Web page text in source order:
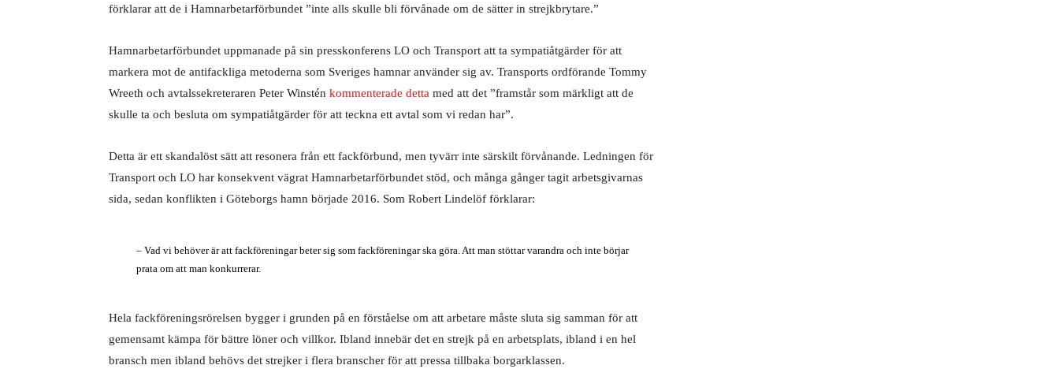
förklarar att de i Hamnarbetarförbundet ”inte alls skulle bli förvånade om de sätter in strejkbrytare.”
Hamnarbetarförbundet uppmanade på sin presskonferens LO och Transport att ta sympatiåtgärder för att
markera mot de antifackliga metoderna som Sveriges hamnar använder sig av. Transports ordförande Tommy
Wreeth och avtalssekreteraren Peter Winstén kommenterade detta med att det ”framstår som märkligt att de
skulle ta och besluta om sympatiåtgärder för att teckna ett avtal som vi redan har”.
Detta är ett skandalöst sätt att resonera från ett fackförbund, men tyvärr inte särskilt förvånande. Ledningen för
Transport och LO har konsekvent vägrat Hamnarbetarförbundet stöd, och många gånger tagit arbetsgivarnas
sida, sedan konflikten i Göteborgs hamn började 2016. Som Robert Lindelöf förklarar:
– Vad vi behöver är att fackföreningar beter sig som fackföreningar ska göra. Att man stöttar varandra och inte börjar
prata om att man konkurrerar.
Hela fackföreningsrörelsen bygger i grunden på en förståelse om att arbetare måste sluta sig samman för att
gemensamt kämpa för bättre löner och villkor. Ibland innebär det en strejk på en arbetsplats, ibland i en hel
bransch men ibland behövs det strejker i flera branscher för att pressa tillbaka borgarklassen.